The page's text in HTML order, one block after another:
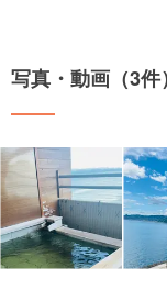
写真・動画（3件）